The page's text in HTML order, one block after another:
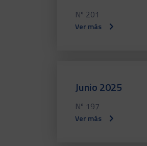
Nº 201
Ver más
Junio 2025
Nº 197
Ver más